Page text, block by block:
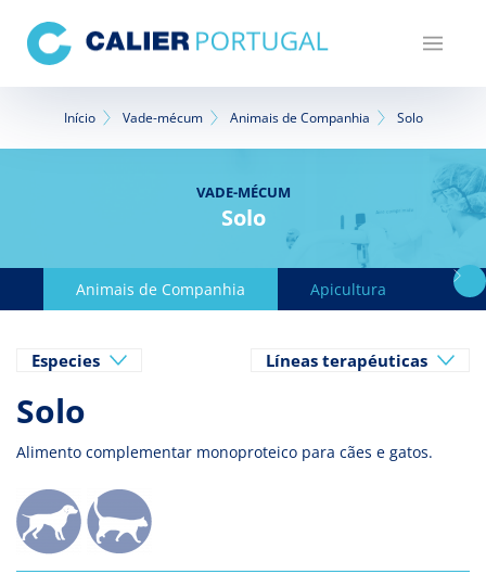
para
conteúdo
principalNavegação
estrutural
Início Vade-mécum Animais de Companhia Solo
VADE-MÉCUM
Solo
Animais de Companhia Apicultura
Especies Líneas terapéuticas
Solo
Alimento complementar monoproteico para cães e gatos.